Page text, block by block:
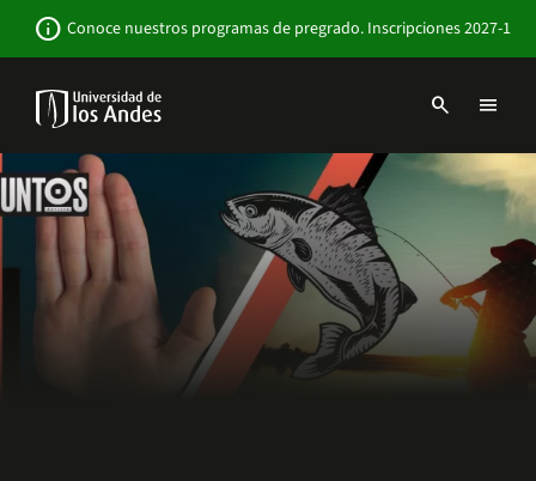
contenido
info Conoce nuestros programas de pregrado. Inscripciones 2027-1
Navbar
Institucional
search menu